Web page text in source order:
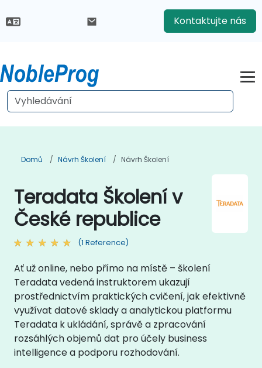
Kontaktujte nás
Domů Návrh Školení Návrh Školení
Teradata Školení v
České republice
(1 Reference)
Ať už online, nebo přímo na místě – školení
Teradata vedená instruktorem ukazují
prostřednictvím praktických cvičení, jak efektivně
využívat datové sklady a analytickou platformu
Teradata k ukládání, správě a zpracování
rozsáhlých objemů dat pro účely business
intelligence a podporu rozhodování.